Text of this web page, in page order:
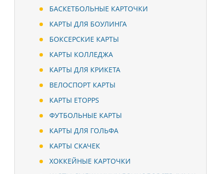
БАСКЕТБОЛЬНЫЕ КАРТОЧКИ
КАРТЫ ДЛЯ БОУЛИНГА
БОКСЕРСКИЕ КАРТЫ
КАРТЫ КОЛЛЕДЖА
КАРТЫ ДЛЯ КРИКЕТА
ВЕЛОСПОРТ КАРТЫ
КАРТЫ ETOPPS
ФУТБОЛЬНЫЕ КАРТЫ
КАРТЫ ДЛЯ ГОЛЬФА
КАРТЫ СКАЧЕК
ХОККЕЙНЫЕ КАРТОЧКИ